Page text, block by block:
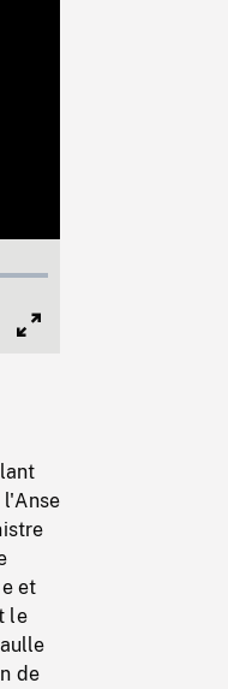
l'Anse
et
le
de